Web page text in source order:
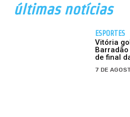
últimas notícias
ESPORTES
Vitória
de final
7 DE